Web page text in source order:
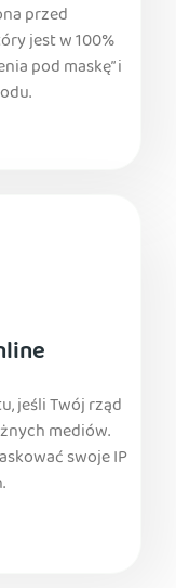
przed
jest w 100%
pod maskę” i
jeśli Twój rząd
mediów.
swoje IP